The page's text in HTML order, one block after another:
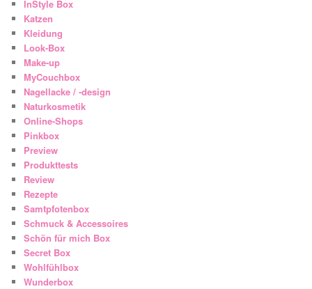
InStyle Box
Katzen
Kleidung
Look-Box
Make-up
MyCouchbox
Nagellacke / -design
Naturkosmetik
Online-Shops
Pinkbox
Preview
Produkttests
Review
Rezepte
Samtpfotenbox
Schmuck & Accessoires
Schön für mich Box
Secret Box
Wohlfühlbox
Wunderbox